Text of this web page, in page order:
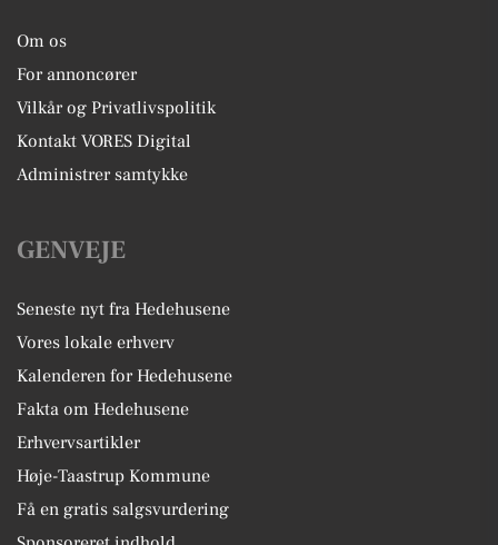
Om os
For annoncører
Vilkår og Privatlivspolitik
Kontakt VORES Digital
Administrer samtykke
GENVEJE
Seneste nyt fra Hedehusene
Vores lokale erhverv
Kalenderen for Hedehusene
Fakta om Hedehusene
Erhvervsartikler
Høje-Taastrup Kommune
Få en gratis salgsvurdering